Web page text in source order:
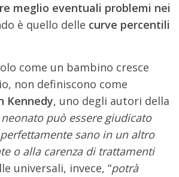
meglio eventuali problemi nei
è quello delle curve percentili
come un bambino cresce
non definiscono come
Kennedy, uno degli autori della
può essere giudicato
sano in un altro
o alla carenza di trattamenti
universali, invece, “potrà